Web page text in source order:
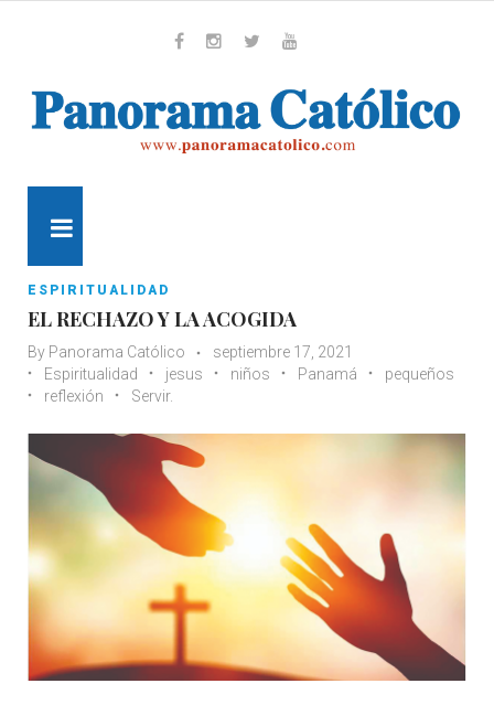
ESPIRITUALIDAD
EL RECHAZO Y LA ACOGIDA
By Panorama Católico
septiembre 17, 2021
Espiritualidad
jesus niños Panamá
pequeños
reflexión
Servir.